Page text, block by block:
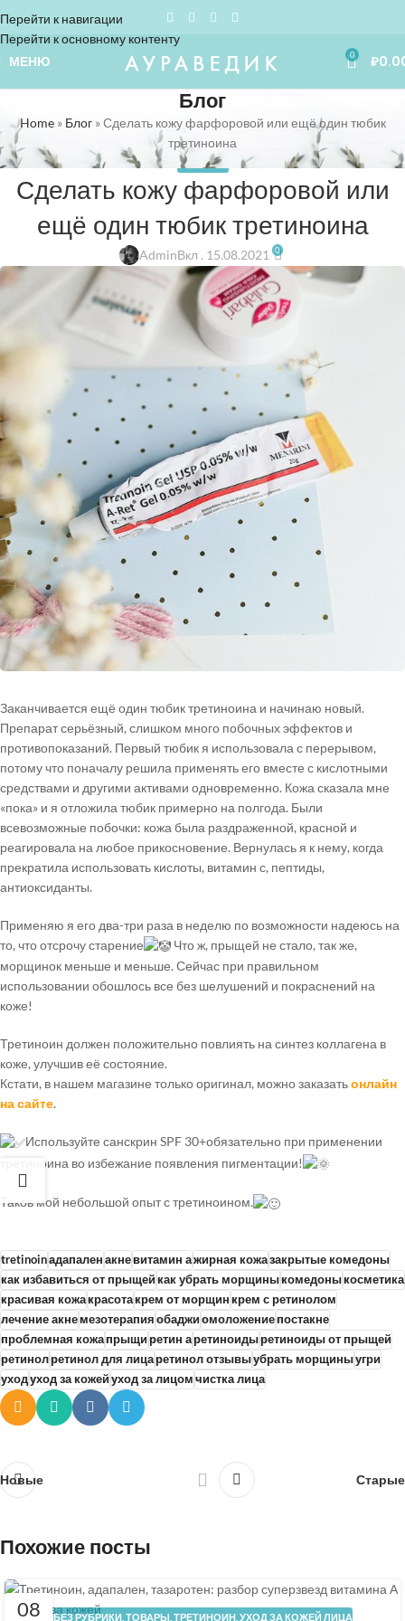
Перейти к навигации
Перейти к основному контенту
МЕНЮ 0 ₽
Блог
Home» Блог»Сделать кожу фарфоровой или ещё один тюбик
третиноина
АЮРВЕДА
Сделать кожу фарфоровой или
ещё один тюбик третиноина
AdminВкл . 15.08.2021 0
Заканчивается ещё один тюбик третиноина и начинаю новый.
Препарат серьёзный, слишком много побочных эффектов и
противопоказаний. Первый тюбик я использовала с перерывом,
потому что поначалу решила применять его вместе с кислотными
средствами и другими активами одновременно. Кожа сказала мне
«пока» и я отложила тюбик примерно на полгода. Были
всевозможные побочки: кожа была раздраженной, красной и
реагировала на любое прикосновение. Вернулась я к нему, когда
прекратила использовать кислоты, витамин с, пептиды,
антиоксиданты.
Применяю я его два-три раза в неделю по возможности надеюсь на
то, что отсрочу старение
Что ж, прыщей не стало, так же,
морщинок меньше и меньше. Сейчас при правильном
использовании обошлось все без шелушений и покраснений на
коже!
Третиноин должен положительно повлиять на синтез коллагена в
коже, улучшив её состояние.
Кстати, в нашем магазине только оригинал, можно заказатьонлайн
на сайте.
Используйте санскрин SPF 30+обязательно при применении
третиноина во избежание появления пигментации!
Таков мой небольшой опыт с третиноином.
tretinoinадапален акневитамин ажирная кожазакрытые комедоны
как избавиться от прыщей как убрать морщиныкомедоныкосметика
красивая кожакрасотакрем от морщин крем с ретинолом
лечение акнемезотерапия обаджи омоложениепостакне
проблемная кожапрыщи ретин аретиноидыретиноиды от прыщей
ретинолретинол для лицаретинол отзывыубрать морщиныугри
уходуход за кожей уход за лицом чистка лица
Новые Старые
Похожие посты
08 БЕЗ РУБРИКИ, ТОВАРЫ ТРЕТИНОИН, УХОД ЗА КОЖЕЙ ЛИЦА